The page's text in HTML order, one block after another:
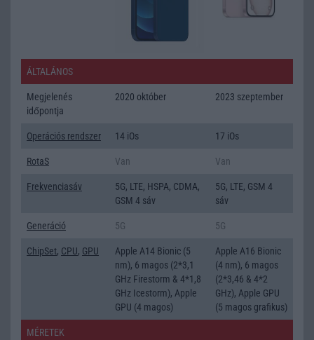
ÁLTALÁNOS
Megjelenés
időpontja
2020 október 2023 szeptember
Operációs rendszer 14 iOs 17 iOs
RotaS Van Van
Frekvenciasáv
5G, LTE, HSPA, CDMA,
GSM 4 sáv
5G, LTE, GSM 4
sáv
Generáció 5G 5G
ChipSet, CPU, GPU
Apple A14 Bionic (5
nm), 6 magos (2*3,1
GHz Firestorm & 4*1,8
GHz Icestorm), Apple
GPU (4 magos)
Apple A16 Bionic
(4 nm), 6 magos
(2*3,46 & 4*2
GHz), Apple GPU
(5 magos grafikus)
MÉRETEK